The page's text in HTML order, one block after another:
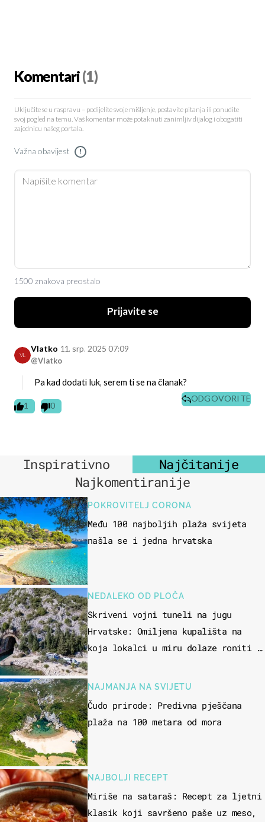
Komentari(1)
Uključite se u raspravu – podijelite svoje mišljenje, postavite pitanja ili ponudite
svoj pogled na temu. Vaš komentar može potaknuti zanimljiv dijalog i obogatiti
zajednicu našeg portala.
Važna obavijest !
1500 znakova preostalo
Prijavite se
VL
Vlatko
@Vlatko
11. srp. 2025 07:09
Pa kad dodati luk, serem ti se na članak?
1 0
ODGOVORITE
Inspirativno
Najčitanije
Najkomentiranije
POKROVITELJ CORONA
Među 100 najboljih plaža svijeta
našla se i jedna hrvatska
NEDALEKO OD PLOČA
Skriveni vojni tuneli na jugu
Hrvatske: Omiljena kupališta na
koja lokalci u miru dolaze roniti i
NAJMANJA NA SVIJETU
Čudo prirode: Predivna pješčana
plaža na 100 metara od mora
NAJBOLJI RECEPT
Miriše na sataraš: Recept za ljetni
klasik koji savršeno paše uz meso,